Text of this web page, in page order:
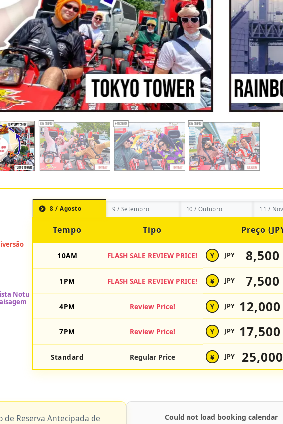
8 / Agosto 9 / Setembro 10 / Outubro 11 /
Tempo Tipo Preço
10AM FLASH SALE REVIEW PRICE! ¥ JPY 8,500
1PM FLASH SALE REVIEW PRICE! ¥ JPY 7,500
4PM Review Price! ¥ JPY 12,000
7PM Review Price! ¥ JPY 17,500
Standard Regular Price ¥ JPY
de Reserva Antecipada de
Could not load booking calendar